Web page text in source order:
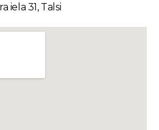
iela 31, Talsi